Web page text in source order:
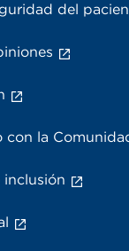
del
con la
inclusión